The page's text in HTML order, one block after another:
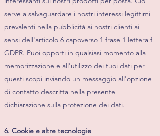
serve a salvaguardare i nostri interessi legittimi
prevalenti nella pubblicità ai nostri clienti ai
sensi dell'articolo 6 capoverso 1 frase 1 lettera f
GDPR. Puoi opporti in qualsiasi momento alla
memorizzazione e all'utilizzo dei tuoi dati per
questi scopi inviando un messaggio all'opzione
di contatto descritta nella presente
dichiarazione sulla protezione dei dati.
6. Cookie e altre tecnologie